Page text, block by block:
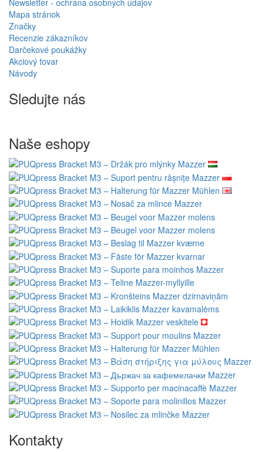
Newsletter - ochrana osobných údajov
Mapa stránok
Značky
Recenzie zákazníkov
Darčekové poukážky
Akciový tovar
Návody
Sledujte nás
Naše eshopy
Kontakty